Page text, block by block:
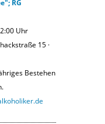
RG
Uhr
15 ·
Bestehen